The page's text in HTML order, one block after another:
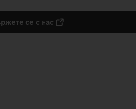
се с нас